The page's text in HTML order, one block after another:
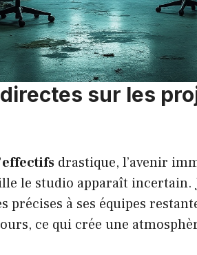
sur les
drastique, l’avenir
le studio apparaît incertain.
précises à ses équipes
ce qui crée une